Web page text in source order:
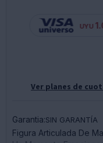
UYU
Ver planes de
Garantia:SIN GARANTÍA
Figura Articulada De